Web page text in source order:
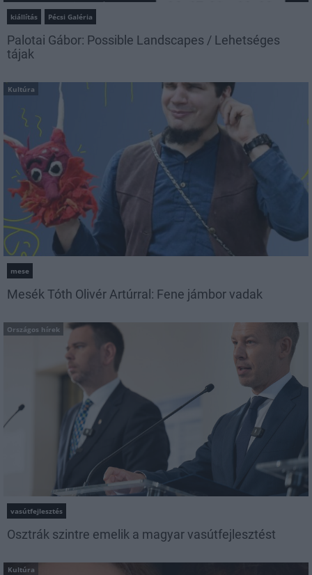
kiállítás Pécsi Galéria
Palotai Gábor: Possible Landscapes / Lehetséges
tájak
Kultúra
mese
Mesék Tóth Olivér Artúrral: Fene jámbor vadak
Országos hírek
vasútfejlesztés
Osztrák szintre emelik a magyar vasútfejlesztést
Kultúra